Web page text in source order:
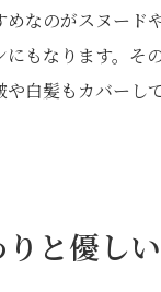
なのがスヌード
もなります。そ
白髪もカバーし
と優し